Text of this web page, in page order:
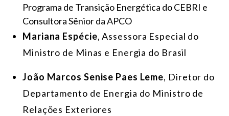
Programa de Transição Energética do CEBRI e
Consultora Sênior da APCO
Mariana Espécie, Assessora Especial do
Ministro de Minas e Energia do Brasil
João Marcos Senise Paes Leme, Diretor do
Departamento de Energia do Ministro de
Relações Exteriores